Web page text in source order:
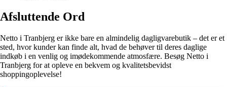
Afsluttende Ord
Netto i Tranbjerg er ikke bare en almindelig dagligvarebutik – det er et
sted, hvor kunder kan finde alt, hvad de behøver til deres daglige
indkøb i en venlig og imødekommende atmosfære. Besøg Netto i
Tranbjerg for at opleve en bekvem og kvalitetsbevidst
shoppingoplevelse!